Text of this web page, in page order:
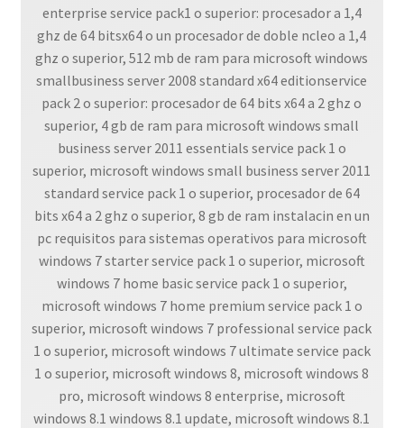
enterprise service pack1 o superior: procesador a 1,4
ghz de 64 bitsx64 o un procesador de doble ncleo a 1,4
ghz o superior, 512 mb de ram para microsoft windows
smallbusiness server 2008 standard x64 editionservice
pack 2 o superior: procesador de 64 bits x64 a 2 ghz o
superior, 4 gb de ram para microsoft windows small
business server 2011 essentials service pack 1 o
superior, microsoft windows small business server 2011
standard service pack 1 o superior, procesador de 64
bits x64 a 2 ghz o superior, 8 gb de ram instalacin en un
pc requisitos para sistemas operativos para microsoft
windows 7 starter service pack 1 o superior, microsoft
windows 7 home basic service pack 1 o superior,
microsoft windows 7 home premium service pack 1 o
superior, microsoft windows 7 professional service pack
1 o superior, microsoft windows 7 ultimate service pack
1 o superior, microsoft windows 8, microsoft windows 8
pro, microsoft windows 8 enterprise, microsoft
windows 8.1 windows 8.1 update, microsoft windows 8.1